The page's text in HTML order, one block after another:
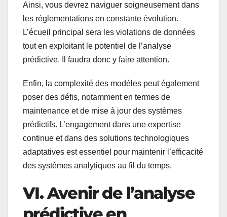
Ainsi, vous devrez naviguer soigneusement dans
les réglementations en constante évolution.
L’écueil principal sera les violations de données
tout en exploitant le potentiel de l’analyse
prédictive. Il faudra donc y faire attention.
Enfin, la complexité des modèles peut également
poser des défis, notamment en termes de
maintenance et de mise à jour des systèmes
prédictifs. L’engagement dans une expertise
continue et dans des solutions technologiques
adaptatives est essentiel pour maintenir l’efficacité
des systèmes analytiques au fil du temps.
VI. Avenir de l’analyse